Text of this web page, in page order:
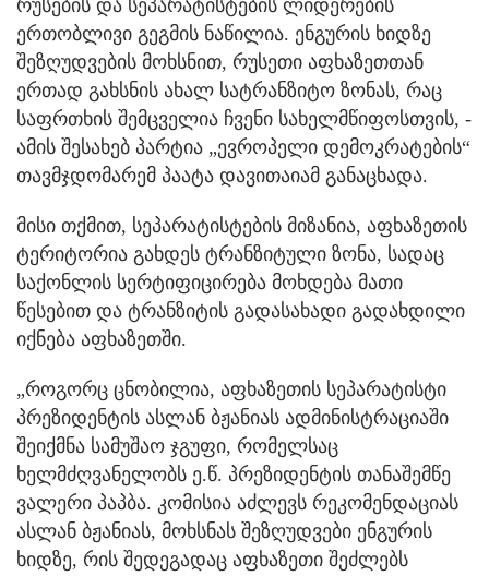
რუსების და სეპარატისტების ლიდერების
ერთობლივი გეგმის ნაწილია. ენგურის ხიდზე
შეზღუდვების მოხსნით, რუსეთი აფხაზეთთან
ერთად გახსნის ახალ სატრანზიტო ზონას, რაც
საფრთხის შემცველია ჩვენი სახელმწიფოსთვის, -
ამის შესახებ პარტია „ევროპელი დემოკრატების“
თავმჯდომარემ პაატა დავითაიამ განაცხადა.
მისი თქმით, სეპარატისტების მიზანია, აფხაზეთის
ტერიტორია გახდეს ტრანზიტული ზონა, სადაც
საქონლის სერტიფიცირება მოხდება მათი
წესებით და ტრანზიტის გადასახადი გადახდილი
იქნება აფხაზეთში.
„როგორც ცნობილია, აფხაზეთის სეპარატისტი
პრეზიდენტის ასლან ბჟანიას ადმინისტრაციაში
შეიქმნა სამუშაო ჯგუფი, რომელსაც
ხელმძღვანელობს ე.წ. პრეზიდენტის თანაშემწე
ვალერი პაპბა. კომისია აძლევს რეკომენდაციას
ასლან ბჟანიას, მოხსნას შეზღუდვები ენგურის
ხიდზე, რის შედეგადაც აფხაზეთი შეძლებს